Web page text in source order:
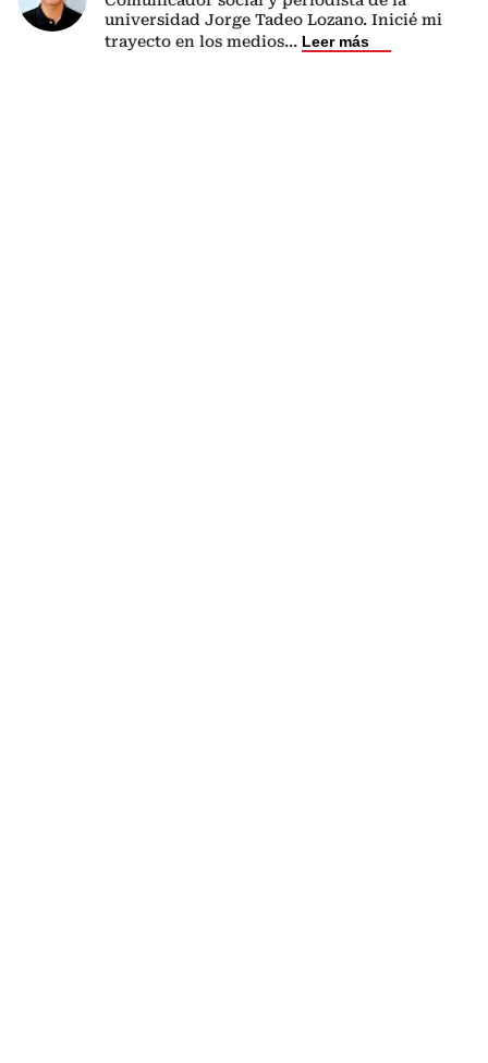
universidad Jorge Tadeo Lozano. Inicié mi
trayecto en los medios... Leer más